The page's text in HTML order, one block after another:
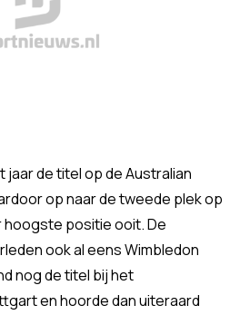
jaar de titel op de Australian
op naar de tweede plek op
hoogste positie ooit. De
ook al eens Wimbledon
nog de titel bij het
en hoorde dan uiteraard